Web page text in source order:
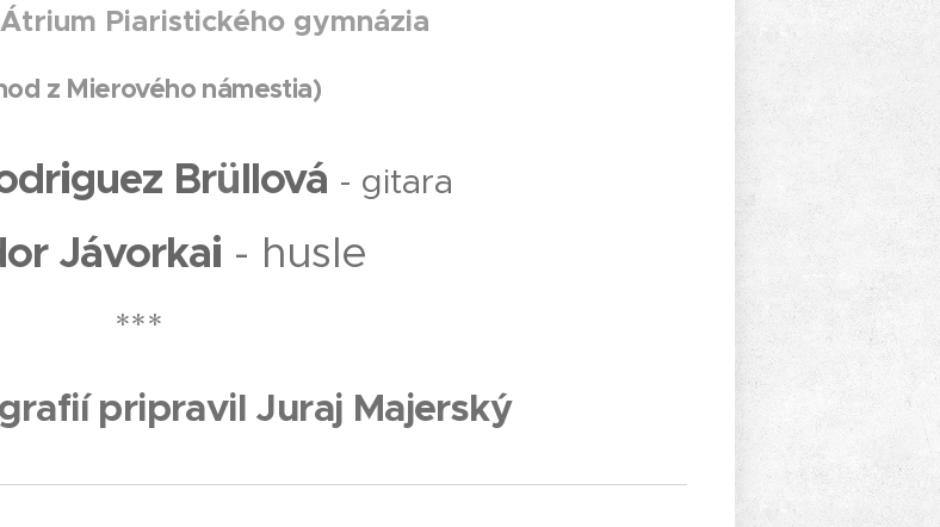
Piaristického gymnázia
z Mierového námestia)
Brüllová - gitara
Jávorkai - husle
***
pripravil Juraj Majerský